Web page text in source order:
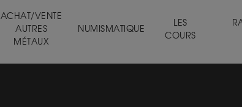
ACHAT/VENTE
AUTRES
MÉTAUX
NUMISMATIQUE
LES
COURS